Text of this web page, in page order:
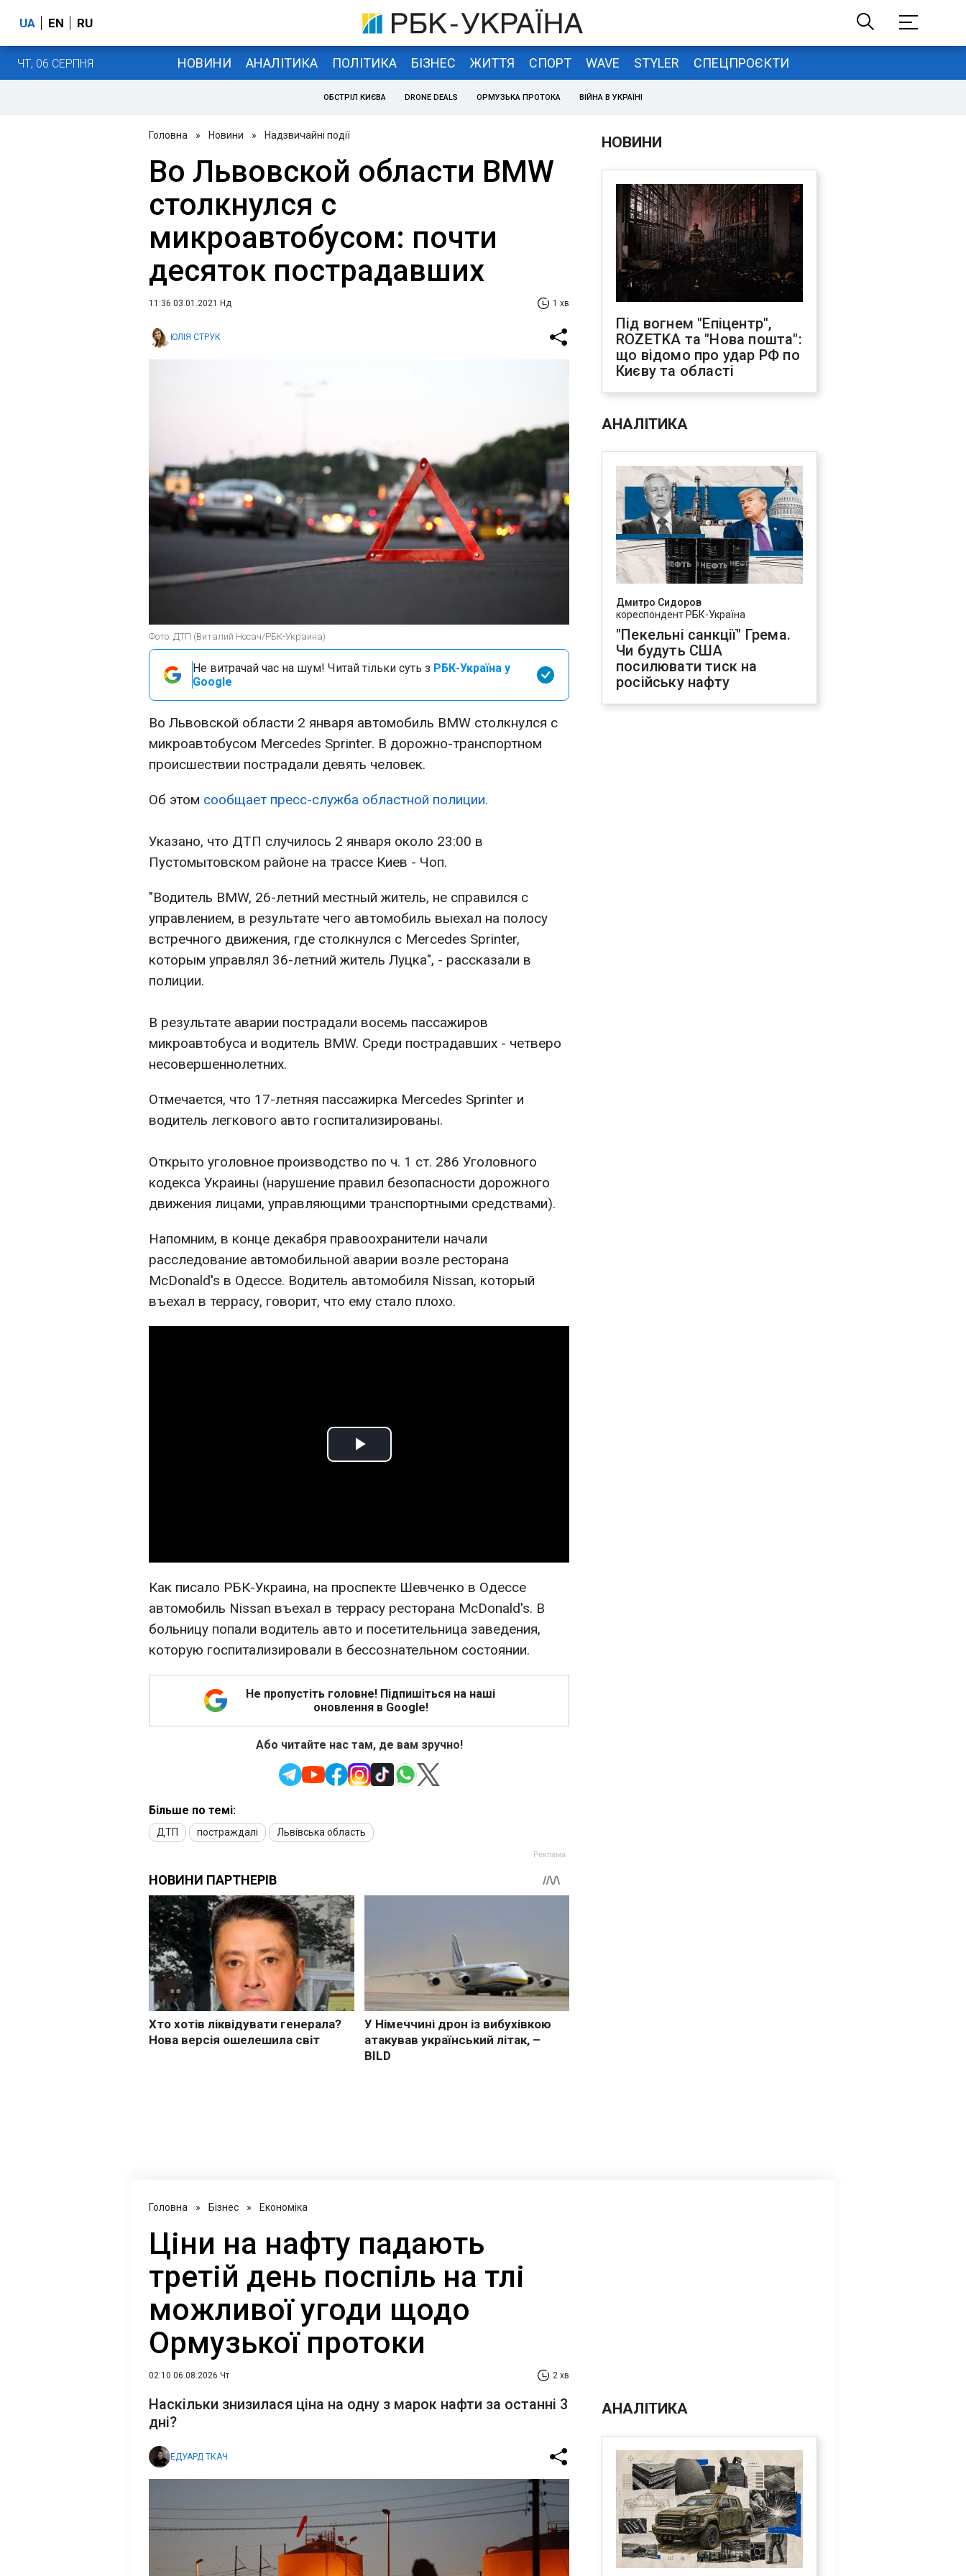
UA EN RU
ЧТ, 06 СЕРПНЯ НОВИНИ АНАЛІТИКА ПОЛІТИКА БІЗНЕС ЖИТТЯ СПОРТ WAVE STYLER СПЕЦПРОЄКТИ
ОБСТРІЛ КИЄВА DRONE DEALS ОРМУЗЬКА ПРОТОКА ВІЙНА В УКРАЇНІ
Головна » Новини » Надзвичайні події
Во Львовской области BMW
столкнулся с
микроавтобусом: почти
десяток пострадавших
11:36 03.01.2021 Нд 1 хв
ЮЛІЯ СТРУК
Фото: ДТП (Виталий Носач/РБК-Украина)
Не витрачай час на шум! Читай тільки суть з РБК-Україна у
Google
Во Львовской области 2 января автомобиль BMW столкнулся с
микроавтобусом Mercedes Sprinter. В дорожно-транспортном
происшествии пострадали девять человек.
Об этом сообщает пресс-служба областной полиции.
Указано, что ДТП случилось 2 января около 23:00 в
Пустомытовском районе на трассе Киев - Чоп.
"Водитель ВMW, 26-летний местный житель, не справился с
управлением, в результате чего автомобиль выехал на полосу
встречного движения, где столкнулся с Mercedes Sprinter,
которым управлял 36-летний житель Луцка", - рассказали в
полиции.
В результате аварии пострадали восемь пассажиров
микроавтобуса и водитель BMW. Среди пострадавших - четверо
несовершеннолетних.
Отмечается, что 17-летняя пассажирка Mercedes Sprinter и
водитель легкового авто госпитализированы.
Открыто уголовное производство по ч. 1 ст. 286 Уголовного
кодекса Украины (нарушение правил безопасности дорожного
движения лицами, управляющими транспортными средствами).
Напомним, в конце декабря правоохранители начали
расследование автомобильной аварии возле ресторана
McDonald's в Одессе. Водитель автомобиля Nissan, который
въехал в террасу, говорит, что ему стало плохо.
Play
Как писало РБК-Украина, на проспекте Шевченко в Одессе
автомобиль Nissan въехал в террасу ресторана McDonald's. В
больницу попали водитель авто и посетительница заведения,
которую госпитализировали в бессознательном состоянии.
Не пропустіть головне! Підпишіться на наші
оновлення в Google!
Або читайте нас там, де вам зручно!
Більше по темі:
ДТП постраждалі Львівська область
НОВИНИ
Під вогнем "Епіцентр",
ROZETKA та "Нова пошта":
що відомо про удар РФ по
Києву та області
АНАЛІТИКА
Дмитро Сидоров
кореспондент РБК-Україна
"Пекельні санкції" Грема.
Чи будуть США
посилювати тиск на
російську нафту
Головна » Бізнес » Економіка
Ціни на нафту падають
третій день поспіль на тлі
можливої угоди щодо
Ормузької протоки
02:10 06.08.2026 Чт 2 хв
Наскільки знизилася ціна на одну з марок нафти за останні 3
дні?
ЕДУАРД ТКАЧ
АНАЛІТИКА